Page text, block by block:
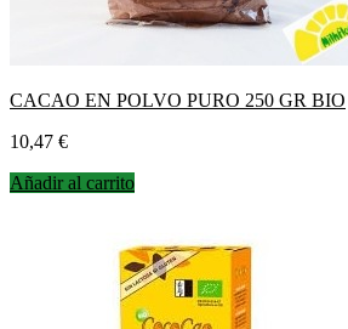
CACAO EN POLVO PURO 250 GR BIO
Precio
10,47 €
Añadir al carrito